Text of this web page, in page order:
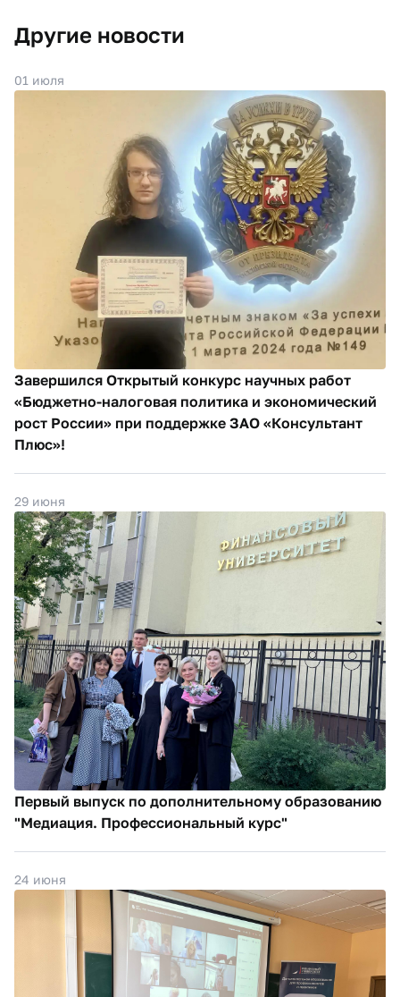
Другие новости
01 июля
Завершился Открытый конкурс научных работ
«Бюджетно-налоговая политика и экономический
рост России» при поддержке ЗАО «Консультант
Плюс»!
29 июня
Первый выпуск по дополнительному образованию
"Медиация. Профессиональный курс"
24 июня